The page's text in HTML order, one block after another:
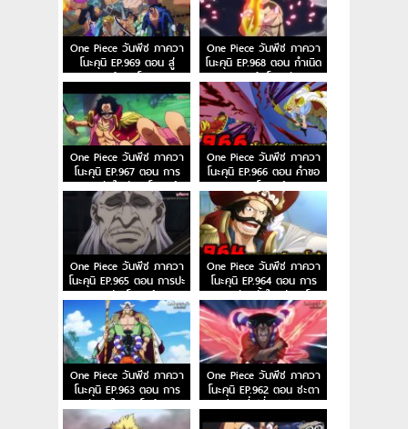
One Piece วันพีซ ภาควา
โนะคุนิ EP.969 ตอน สู่
แคว้นวาโนะ!
One Piece วันพีซ ภาควา
โนะคุนิ EP.968 ตอน กำเนิด
ราชาแห้งโจรสลัด
One Piece วันพีซ ภาควา
โนะคุนิ EP.967 ตอน การ
ผจญภัยใหม่ของโรเจอร์
One Piece วันพีซ ภาควา
โนะคุนิ EP.966 ตอน คำขอ
ของโรเจอร์!
One Piece วันพีซ ภาควา
โนะคุนิ EP.965 ตอน การปะ
ดาบระหว่างโรเจอร์! และ
หนวดขาว!
One Piece วันพีซ ภาควา
โนะคุนิ EP.964 ตอน การ
ผจญภัยครั้งใหญ่ของโอ
เด้ง!
One Piece วันพีซ ภาควา
โนะคุนิ EP.963 ตอน การ
ตัดสินใจของโอเด้ง!
One Piece วันพีซ ภาควา
โนะคุนิ EP.962 ตอน ชะตา
ชีวิตที่เปลี่ยนแปลง